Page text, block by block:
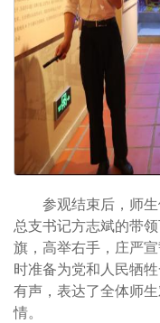
参观结束后，师
总支书记方志斌的带
旗，高举右手，庄严
时准备为党和人民牺
有声，表达了全体师
情。